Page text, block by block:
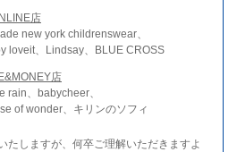
店
new york childrenswear、
loveit、Lindsay、BLUE CROSS
店
rain、babycheer、
of wonder、キリンのソフィ
たしますが、何卒ご理解いただきますよ